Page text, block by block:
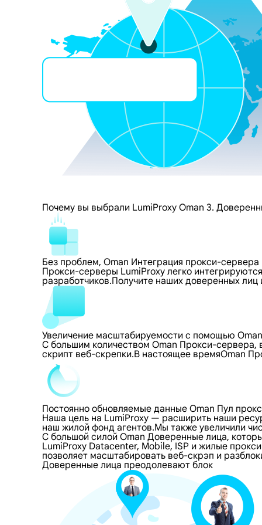
Почему вы выбрали LumiProxy Oman 3.
Без проблем, Oman Интеграция прокси-сервера
Прокси-серверы LumiProxy легко
разработчиков.Получите наших доверенных
Увеличение масштабируемости с помощью
С большим количеством Oman Прокси-сервера,
скрипт веб-скрепки.В настоящее времяOman
Постоянно обновляемые данные Oman Пул
Наша цель на LumiProxy — расширить наши
наш жилой фонд агентов.Мы также увеличили
С большой силой Oman Доверенные лица,
LumiProxy Datacenter, Mobile, ISP и жилые
позволяет масштабировать веб-скрэп и
Доверенные лица преодолевают блок